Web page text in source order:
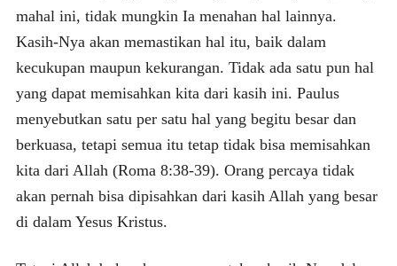
mahal ini, tidak mungkin Ia menahan hal lainnya.
Kasih-Nya akan memastikan hal itu, baik dalam
kecukupan maupun kekurangan. Tidak ada satu pun hal
yang dapat memisahkan kita dari kasih ini. Paulus
menyebutkan satu per satu hal yang begitu besar dan
berkuasa, tetapi semua itu tetap tidak bisa memisahkan
kita dari Allah (Roma 8:38-39). Orang percaya tidak
akan pernah bisa dipisahkan dari kasih Allah yang besar
di dalam Yesus Kristus.